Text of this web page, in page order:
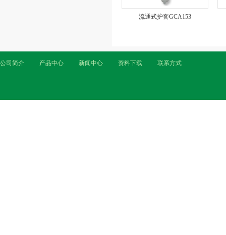
流通式护套GCA153
公司简介 产品中心 新闻中心 资料下载 联系方式